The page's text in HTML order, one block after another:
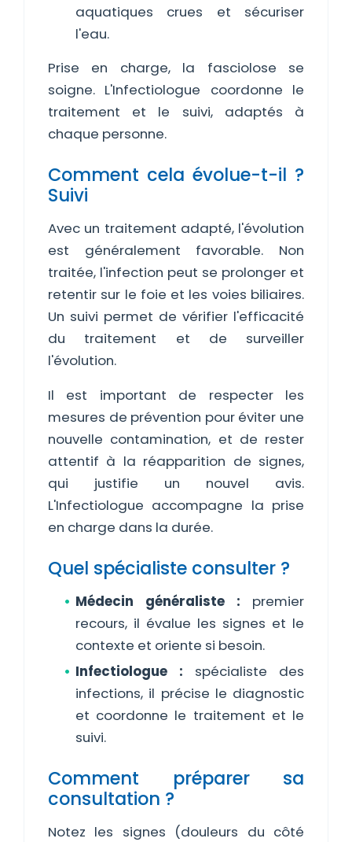
aquatiques crues et sécuriser
l'eau.
Prise en charge, la fasciolose se
soigne. L'Infectiologue coordonne le
traitement et le suivi, adaptés à
chaque personne.
Comment cela évolue-t-il ?
Suivi
Avec un traitement adapté, l'évolution
est généralement favorable. Non
traitée, l'infection peut se prolonger et
retentir sur le foie et les voies biliaires.
Un suivi permet de vérifier l'efficacité
du traitement et de surveiller
l'évolution.
Il est important de respecter les
mesures de prévention pour éviter une
nouvelle contamination, et de rester
attentif à la réapparition de signes,
qui justifie un nouvel avis.
L'Infectiologue accompagne la prise
en charge dans la durée.
Quel spécialiste consulter ?
Médecin généraliste : premier
recours, il évalue les signes et le
contexte et oriente si besoin.
Infectiologue : spécialiste des
infections, il précise le diagnostic
et coordonne le traitement et le
suivi.
Comment préparer sa
consultation ?
Notez les signes (douleurs du côté